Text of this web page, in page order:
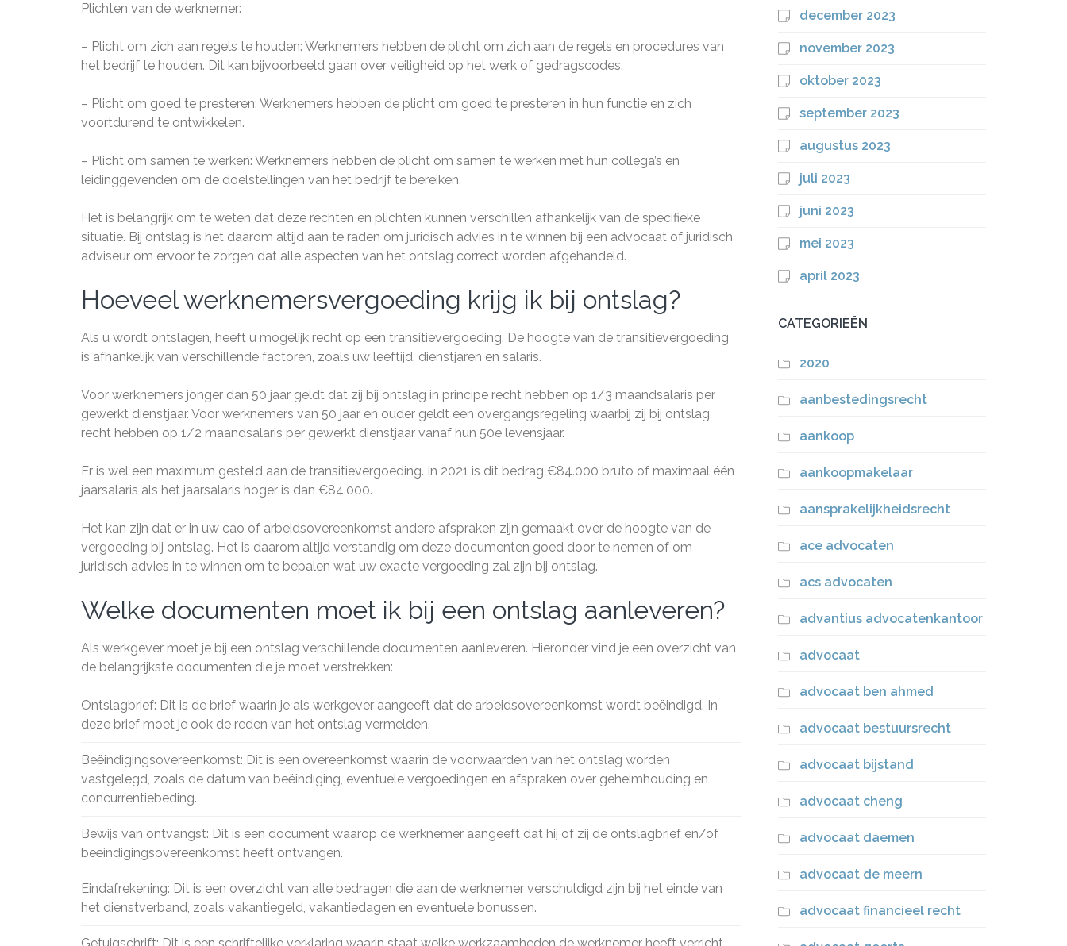
Plichten van de werknemer:
– Plicht om zich aan regels te houden: Werknemers hebben de plicht om zich aan de regels en procedures van
het bedrijf te houden. Dit kan bijvoorbeeld gaan over veiligheid op het werk of gedragscodes.
– Plicht om goed te presteren: Werknemers hebben de plicht om goed te presteren in hun functie en zich
voortdurend te ontwikkelen.
– Plicht om samen te werken: Werknemers hebben de plicht om samen te werken met hun collega’s en
leidinggevenden om de doelstellingen van het bedrijf te bereiken.
Het is belangrijk om te weten dat deze rechten en plichten kunnen verschillen afhankelijk van de specifieke
situatie. Bij ontslag is het daarom altijd aan te raden om juridisch advies in te winnen bij een advocaat of juridisch
adviseur om ervoor te zorgen dat alle aspecten van het ontslag correct worden afgehandeld.
Hoeveel werknemersvergoeding krijg ik bij ontslag?
Als u wordt ontslagen, heeft u mogelijk recht op een transitievergoeding. De hoogte van de transitievergoeding
is afhankelijk van verschillende factoren, zoals uw leeftijd, dienstjaren en salaris.
Voor werknemers jonger dan 50 jaar geldt dat zij bij ontslag in principe recht hebben op 1/3 maandsalaris per
gewerkt dienstjaar. Voor werknemers van 50 jaar en ouder geldt een overgangsregeling waarbij zij bij ontslag
recht hebben op 1/2 maandsalaris per gewerkt dienstjaar vanaf hun 50e levensjaar.
Er is wel een maximum gesteld aan de transitievergoeding. In 2021 is dit bedrag €84.000 bruto of maximaal één
jaarsalaris als het jaarsalaris hoger is dan €84.000.
Het kan zijn dat er in uw cao of arbeidsovereenkomst andere afspraken zijn gemaakt over de hoogte van de
vergoeding bij ontslag. Het is daarom altijd verstandig om deze documenten goed door te nemen of om
juridisch advies in te winnen om te bepalen wat uw exacte vergoeding zal zijn bij ontslag.
Welke documenten moet ik bij een ontslag aanleveren?
Als werkgever moet je bij een ontslag verschillende documenten aanleveren. Hieronder vind je een overzicht van
de belangrijkste documenten die je moet verstrekken:
Ontslagbrief: Dit is de brief waarin je als werkgever aangeeft dat de arbeidsovereenkomst wordt beëindigd. In
deze brief moet je ook de reden van het ontslag vermelden.
Beëindigingsovereenkomst: Dit is een overeenkomst waarin de voorwaarden van het ontslag worden
vastgelegd, zoals de datum van beëindiging, eventuele vergoedingen en afspraken over geheimhouding en
concurrentiebeding.
Bewijs van ontvangst: Dit is een document waarop de werknemer aangeeft dat hij of zij de ontslagbrief en/of
beëindigingsovereenkomst heeft ontvangen.
Eindafrekening: Dit is een overzicht van alle bedragen die aan de werknemer verschuldigd zijn bij het einde van
het dienstverband, zoals vakantiegeld, vakantiedagen en eventuele bonussen.
december 2023
november 2023
oktober 2023
september 2023
augustus 2023
juli 2023
juni 2023
mei 2023
april 2023
CATEGORIEËN
2020
aanbestedingsrecht
aankoop
aankoopmakelaar
aansprakelijkheidsrecht
ace advocaten
acs advocaten
advantius advocatenkantoor
advocaat
advocaat ben ahmed
advocaat bestuursrecht
advocaat bijstand
advocaat cheng
advocaat daemen
advocaat de meern
advocaat financieel recht